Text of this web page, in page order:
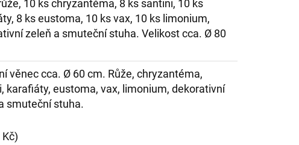
10 ks chryzantéma, 8 ks santini, 10 ks
8 ks eustoma, 10 ks vax, 10 ks limonium,
zeleň a smuteční stuha. Velikost cca. Ø 80
věnec cca. Ø 60 cm. Růže, chryzantéma,
karafiáty, eustoma, vax, limonium, dekorativní
smuteční stuha.